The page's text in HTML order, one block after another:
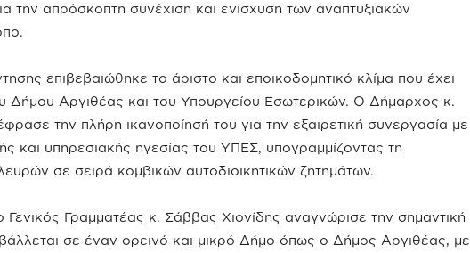
την απρόσκοπτη συνέχιση και ενίσχυση των αναπτυξιακών
επιβεβαιώθηκε το άριστο και εποικοδομητικό κλίμα που έχει
Δήμου Αργιθέας και του Υπουργείου Εσωτερικών. Ο Δήμαρχος κ.
την πλήρη ικανοποίησή του για την εξαιρετική συνεργασία με
και υπηρεσιακής ηγεσίας του ΥΠΕΣ, υπογραμμίζοντας τη
σε σειρά κομβικών αυτοδιοικητικών ζητημάτων.
Γραμματέας κ. Σάββας Χιονίδης αναγνώρισε την σημαντική
σε έναν ορεινό και μικρό Δήμο όπως ο Δήμος Αργιθέας, με